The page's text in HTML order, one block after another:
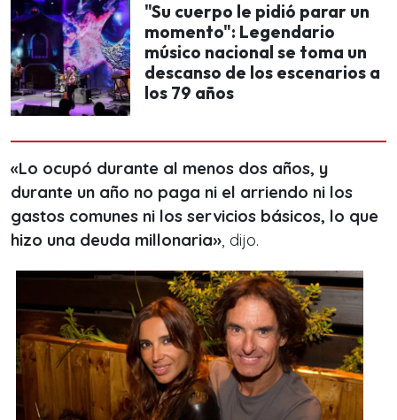
"Su cuerpo le pidió parar un
momento": Legendario
músico nacional se toma un
descanso de los escenarios a
los 79 años
«Lo ocupó durante al menos dos años, y
durante un año no paga ni el arriendo ni los
gastos comunes ni los servicios básicos, lo que
hizo una deuda millonaria», dijo.